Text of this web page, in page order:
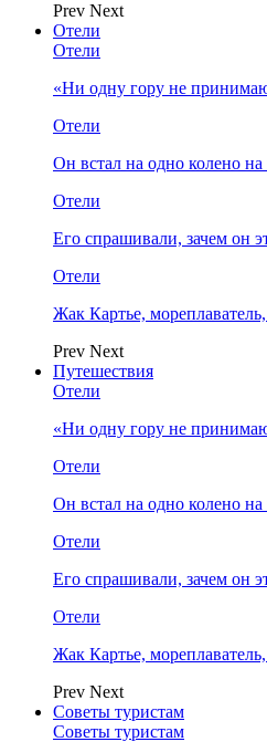
Prev Next
Отели
Отели
«Ни одну гору не
Отели
Он встал на одно колено
Отели
Его спрашивали, зачем он
Отели
Жак Картье,
Prev Next
Путешествия
Отели
«Ни одну гору не
Отели
Он встал на одно колено
Отели
Его спрашивали, зачем он
Отели
Жак Картье,
Prev Next
Советы туристам
Советы туристам